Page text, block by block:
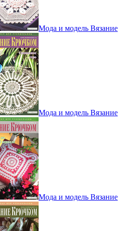
Мода и модель Вязание
Мода и модель Вязание
Мода и модель Вязание